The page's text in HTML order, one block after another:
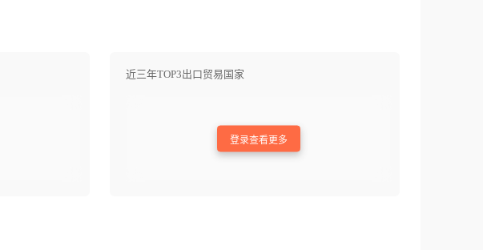
近三年TOP3出口贸易国家
登录查看更多